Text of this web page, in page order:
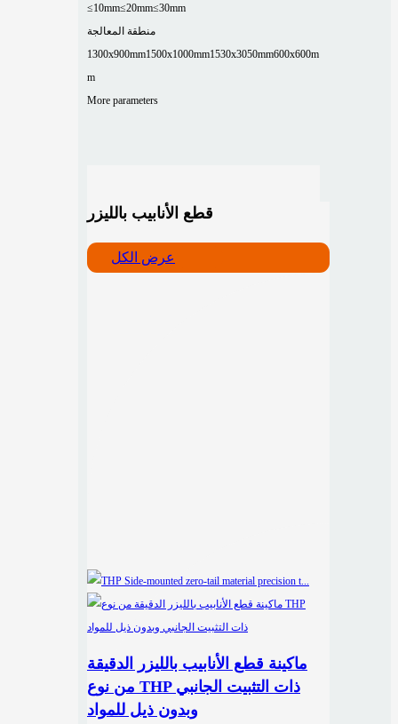
≤10mm≤20mm≤30mm
منطقة المعالجة
1300x900mm1500x1000mm1530x3050mm600x600m
m
More parameters
قطع الأنابيب بالليزر
عرض الكل
ماكينة قطع الأنابيب بالليزر الدقيقة
من نوع THP ذات التثبيت الجانبي
وبدون ذيل للمواد